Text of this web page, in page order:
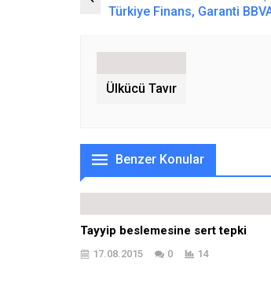
Türkiye Finans, Garanti
Ülkücü Tavır
Benzer Konular
Tayyip beslemesine sert tepki
17.08.2015 0 14